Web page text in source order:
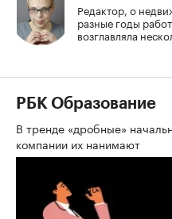
Редактор, о
разные годы
возглавляла
РБК Образование
В тренде «дробные»
компании их нанимают